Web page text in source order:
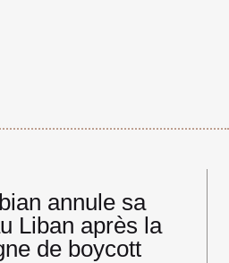
annule sa
Liban après la
de boycott